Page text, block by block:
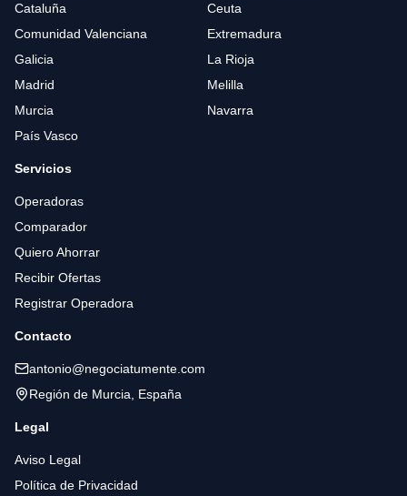
Cataluña
Ceuta
Comunidad Valenciana
Extremadura
Galicia
La Rioja
Madrid
Melilla
Murcia
Navarra
País Vasco
Servicios
Operadoras
Comparador
Quiero Ahorrar
Recibir Ofertas
Registrar Operadora
Contacto
antonio@negociatumente.com
Región de Murcia, España
Legal
Aviso Legal
Política de Privacidad